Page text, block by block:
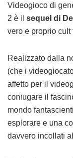
Videogioco di
2 è il sequel di
vero e proprio
Realizzato dalla
(che i
affetto per il
coniugare il
mondo
esplorare e una
davvero incollati